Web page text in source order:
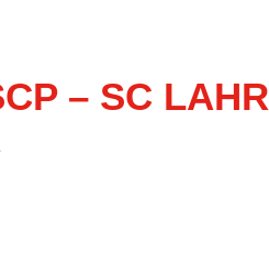
– SC LAHR